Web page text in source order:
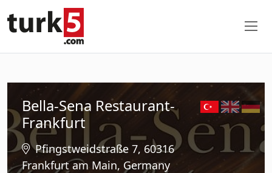
Bella-Sena Restaurant-
Frankfurt
Pfingstweidstraße 7, 60316
Frankfurt am Main, Germany